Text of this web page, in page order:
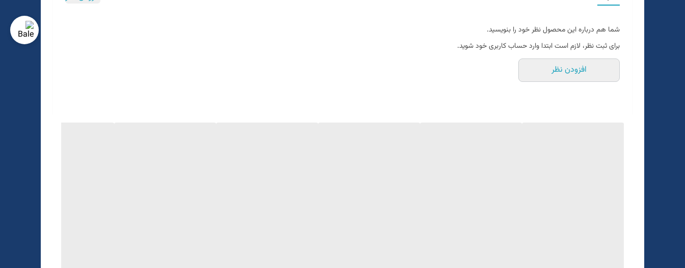
سایزبندی استاندارد
یک الی دو درجه تفاوت رنگ درنظر گرفته شود
برای تعیین سایز به واتساپ پیام بدید
شما هم درباره این محصول نظر خود را بنویسید.
برای ثبت نظر، لازم است ابتدا وارد حساب کاربری خود شوید.
افزودن نظر